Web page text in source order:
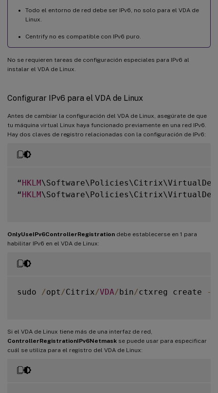
Todo el entorno de red debe ser IPv6, no solo para el VDA de
Linux.
Centrify no es compatible con IPv6 puro.
No se requieren tareas de configuración especiales para IPv6 al
instalar el VDA de Linux.
Configurar IPv6 para el VDA de Linux
Antes de cambiar la configuración del VDA de Linux, asegúrate de que
tu máquina virtual Linux haya funcionado previamente en una red IPv6.
Hay dos claves de registro relacionadas con la configuración de IPv6:
“HKLM
“HKLM
OnlyUseIPv6ControllerRegistration debe establecerse en 1 para
habilitar IPv6 en el VDA de Linux:
sudo /opt /Citrix/VDA/bin/ctxreg create -
Si el VDA de Linux tiene más de una interfaz de red,
ControllerRegistrationIPv6Netmask se puede usar para especificar
cuál se utiliza para el registro del VDA de Linux: